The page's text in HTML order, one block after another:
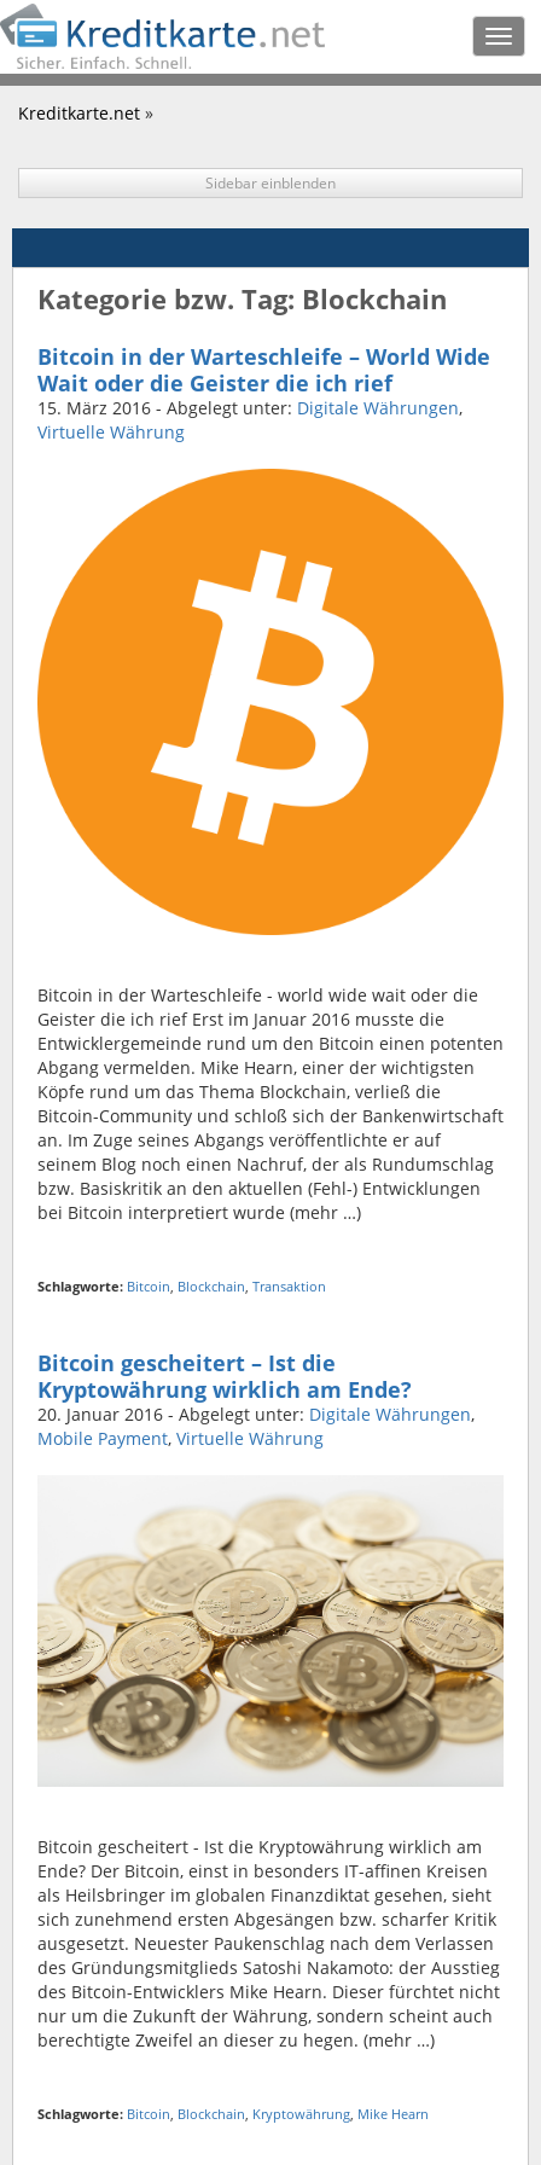
Kreditkarte.net »
Sidebar einblenden
Kategorie bzw. Tag: Blockchain
Bitcoin in der Warteschleife – World Wide
Wait oder die Geister die ich rief
15. März 2016 - Abgelegt unter: Digitale Währungen,
Virtuelle Währung
Bitcoin in der Warteschleife - world wide wait oder die
Geister die ich rief Erst im Januar 2016 musste die
Entwicklergemeinde rund um den Bitcoin einen potenten
Abgang vermelden. Mike Hearn, einer der wichtigsten
Köpfe rund um das Thema Blockchain, verließ die
Bitcoin-Community und schloß sich der Bankenwirtschaft
an. Im Zuge seines Abgangs veröffentlichte er auf
seinem Blog noch einen Nachruf, der als Rundumschlag
bzw. Basiskritik an den aktuellen (Fehl-) Entwicklungen
bei Bitcoin interpretiert wurde (mehr …)
Schlagworte: Bitcoin, Blockchain, Transaktion
Bitcoin gescheitert – Ist die
Kryptowährung wirklich am Ende?
20. Januar 2016 - Abgelegt unter: Digitale Währungen,
Mobile Payment, Virtuelle Währung
Bitcoin gescheitert - Ist die Kryptowährung wirklich am
Ende? Der Bitcoin, einst in besonders IT-affinen Kreisen
als Heilsbringer im globalen Finanzdiktat gesehen, sieht
sich zunehmend ersten Abgesängen bzw. scharfer Kritik
ausgesetzt. Neuester Paukenschlag nach dem Verlassen
des Gründungsmitglieds Satoshi Nakamoto: der Ausstieg
des Bitcoin-Entwicklers Mike Hearn. Dieser fürchtet nicht
nur um die Zukunft der Währung, sondern scheint auch
berechtigte Zweifel an dieser zu hegen. (mehr …)
Schlagworte: Bitcoin Blockchain Kryptowährung Mike Hearn